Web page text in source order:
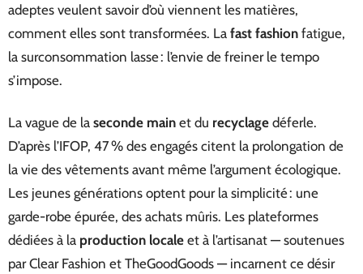
adeptes veulent savoir d’où viennent les matières,
comment elles sont transformées. La fast fashion fatigue,
la surconsommation lasse : l’envie de freiner le tempo
s’impose.
La vague de la seconde main et du recyclage déferle.
D’après l’IFOP, 47 % des engagés citent la prolongation de
la vie des vêtements avant même l’argument écologique.
Les jeunes générations optent pour la simplicité : une
garde-robe épurée, des achats mûris. Les plateformes
dédiées à la production locale et à l’artisanat — soutenues
par Clear Fashion et TheGoodGoods — incarnent ce désir